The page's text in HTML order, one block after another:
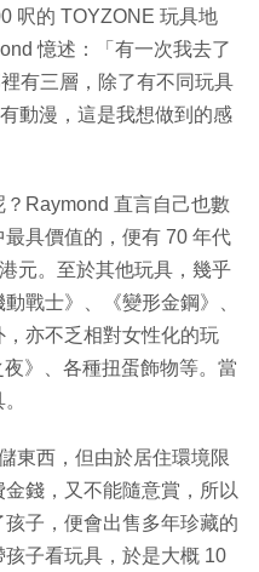
呎的 TOYZONE 玩具地
憶述：「有一次我去了
有三層，除了有不同玩具
動漫，這是我想做到的感
Raymond 直言自己也數
具價值的，便有 70 年代
元。至於其他玩具，幾乎
戰士》、《變形金鋼》、
，亦不乏相對女性化的玩
》、各種扭蛋飾物等。當
東西，但由於居住環境限
錢，又不能隨意賞，所以
子，便會出售多年珍藏的
子看玩具，於是大概 10